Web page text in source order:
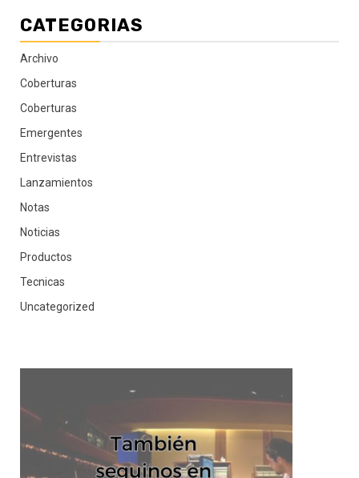
CATEGORIAS
Archivo
Coberturas
Coberturas
Emergentes
Entrevistas
Lanzamientos
Notas
Noticias
Productos
Tecnicas
Uncategorized